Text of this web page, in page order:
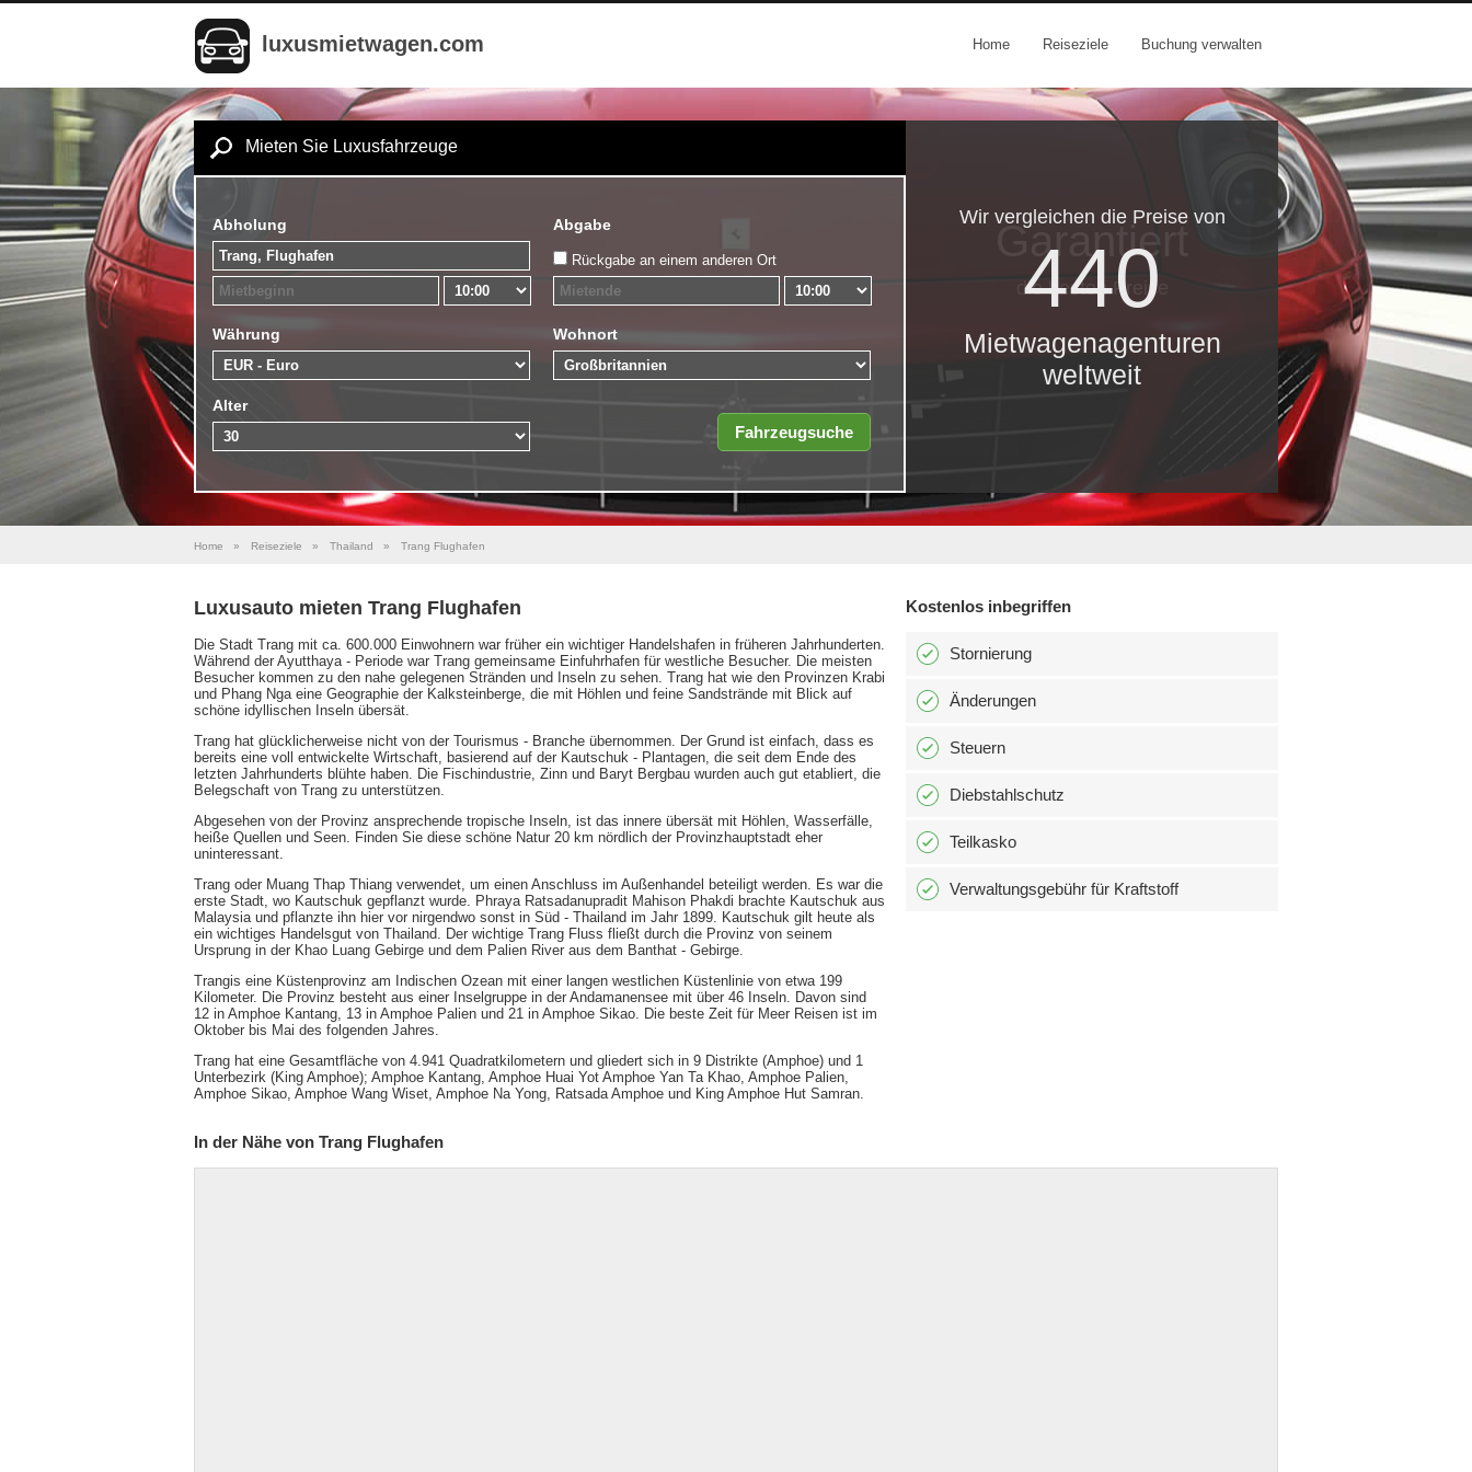
luxusmietwagen.com Home Reiseziele Buchung verwalten
Mieten Sie Luxusfahrzeuge
Abholung Abgabe
Rückgabe an einem anderen Ort
Währung Wohnort
Alter
Wir vergleichen die Preise von
440
Mietwagenagenturen
weltweit
Garantiert
die besten Preise
Home » Reiseziele » Thailand » Trang Flughafen
Luxusauto mieten Trang Flughafen
Die Stadt Trang mit ca. 600.000 Einwohnern war früher ein wichtiger Handelshafen in früheren Jahrhunderten.
Während der Ayutthaya - Periode war Trang gemeinsame Einfuhrhafen für westliche Besucher. Die meisten
Besucher kommen zu den nahe gelegenen Stränden und Inseln zu sehen. Trang hat wie den Provinzen Krabi
und Phang Nga eine Geographie der Kalksteinberge, die mit Höhlen und feine Sandstrände mit Blick auf
schöne idyllischen Inseln übersät.
Trang hat glücklicherweise nicht von der Tourismus - Branche übernommen. Der Grund ist einfach, dass es
bereits eine voll entwickelte Wirtschaft, basierend auf der Kautschuk - Plantagen, die seit dem Ende des
letzten Jahrhunderts blühte haben. Die Fischindustrie, Zinn und Baryt Bergbau wurden auch gut etabliert, die
Belegschaft von Trang zu unterstützen.
Abgesehen von der Provinz ansprechende tropische Inseln, ist das innere übersät mit Höhlen, Wasserfälle,
heiße Quellen und Seen. Finden Sie diese schöne Natur 20 km nördlich der Provinzhauptstadt eher
uninteressant.
Trang oder Muang Thap Thiang verwendet, um einen Anschluss im Außenhandel beteiligt werden. Es war die
erste Stadt, wo Kautschuk gepflanzt wurde. Phraya Ratsadanupradit Mahison Phakdi brachte Kautschuk aus
Malaysia und pflanzte ihn hier vor nirgendwo sonst in Süd - Thailand im Jahr 1899. Kautschuk gilt heute als
ein wichtiges Handelsgut von Thailand. Der wichtige Trang Fluss fließt durch die Provinz von seinem
Ursprung in der Khao Luang Gebirge und dem Palien River aus dem Banthat - Gebirge.
Trangis eine Küstenprovinz am Indischen Ozean mit einer langen westlichen Küstenlinie von etwa 199
Kilometer. Die Provinz besteht aus einer Inselgruppe in der Andamanensee mit über 46 Inseln. Davon sind
12 in Amphoe Kantang, 13 in Amphoe Palien und 21 in Amphoe Sikao. Die beste Zeit für Meer Reisen ist im
Oktober bis Mai des folgenden Jahres.
Trang hat eine Gesamtfläche von 4.941 Quadratkilometern und gliedert sich in 9 Distrikte (Amphoe) und 1
Unterbezirk (King Amphoe); Amphoe Kantang, Amphoe Huai Yot Amphoe Yan Ta Khao, Amphoe Palien,
Amphoe Sikao, Amphoe Wang Wiset, Amphoe Na Yong, Ratsada Amphoe und King Amphoe Hut Samran.
Kostenlos inbegriffen
Stornierung
Änderungen
Steuern
Diebstahlschutz
Teilkasko
Verwaltungsgebühr für Kraftstoff
In der Nähe von Trang Flughafen